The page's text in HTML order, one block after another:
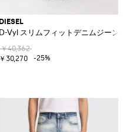
DIESEL
D-Vyl スリムフィットデニムジーンズ
￥40,362
￥30,270
-25%